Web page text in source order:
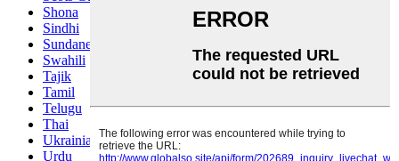
Shona
Sindhi
Sundanese
Swahili
Tajik
Tamil
Telugu
Thai
Ukrainian
Urdu